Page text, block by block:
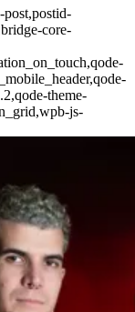
post,postid-
core-
theme-
js-